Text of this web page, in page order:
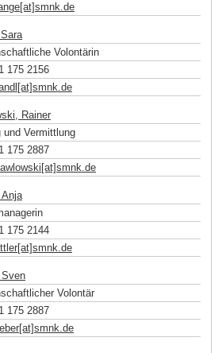
.de
Volontärin
175 2156
.de
Rainer
und Vermittlung
175 2887
.de
175 2144
de
Sven
Volontär
175 2887
de